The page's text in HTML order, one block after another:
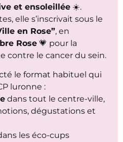
et ensoleillée ☀️.
elle s’inscrivait sous le
en Rose”, en
Rose 💗 pour la
contre le cancer du sein.
le format habituel qui
luronne :
dans tout le centre-ville,
dégustations et
les éco-cups